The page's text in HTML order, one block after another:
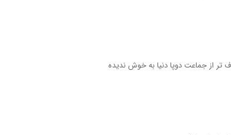
تر از جماعت دوپا دنیا به خوش ندیده